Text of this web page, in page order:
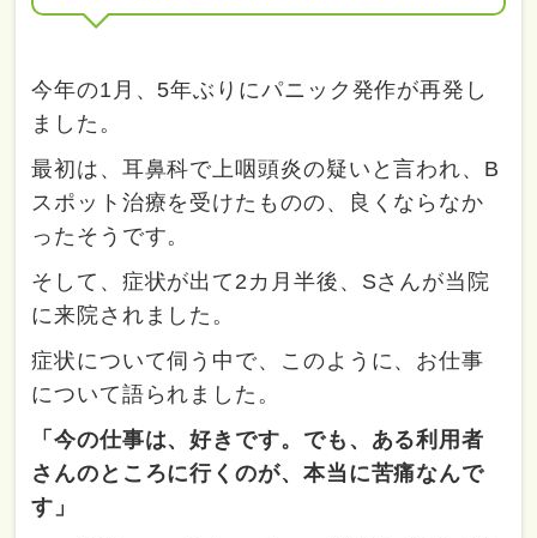
今年の1月、5年ぶりにパニック発作が再発し
ました。
最初は、耳鼻科で上咽頭炎の疑いと言われ、B
スポット治療を受けたものの、良くならなか
ったそうです。
そして、症状が出て2カ月半後、Sさんが当院
に来院されました。
症状について伺う中で、このように、お仕事
について語られました。
「今の仕事は、好きです。でも、ある利用者
さんのところに行くのが、本当に苦痛なんで
す」